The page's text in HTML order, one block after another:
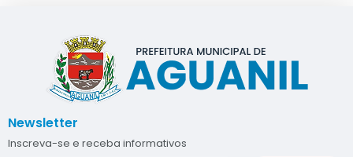
Newsletter
Inscreva-se e receba informativos